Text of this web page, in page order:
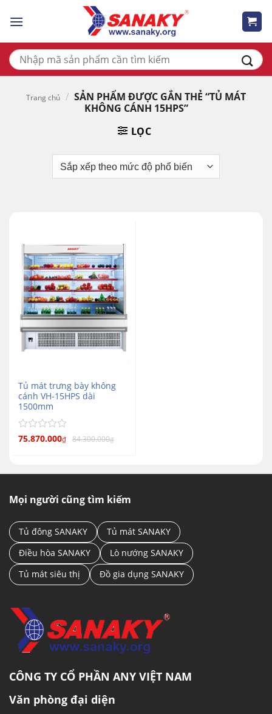
Tìm
kiếm:
Trang chủ / SẢN PHẨM ĐƯỢC GẮN THẺ “TỦ MÁT
KHÔNG CÁNH 15HPS”
LỌC
Tủ mát trưng bày không
cánh VH-15HPS dài
1500mm
Được
5
75.870.000₫ 84.300.000₫
Mọi người cũng tìm kiếm
Tủ đông SANAKY
Tủ mát SANAKY
Điều hòa SANAKY
Lò nướng SANAKY
Tủ mát siêu thị
Đồ gia dụng SANAKY
CÔNG TY CỔ PHẦN ANY VIỆT NAM
Văn phòng đại diện